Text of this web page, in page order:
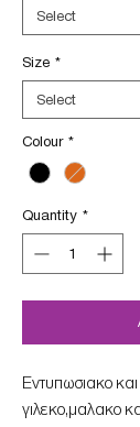
Size *
Colour *
Quantity *
Eντυπωσιακο
γιλεκο,μαλακο